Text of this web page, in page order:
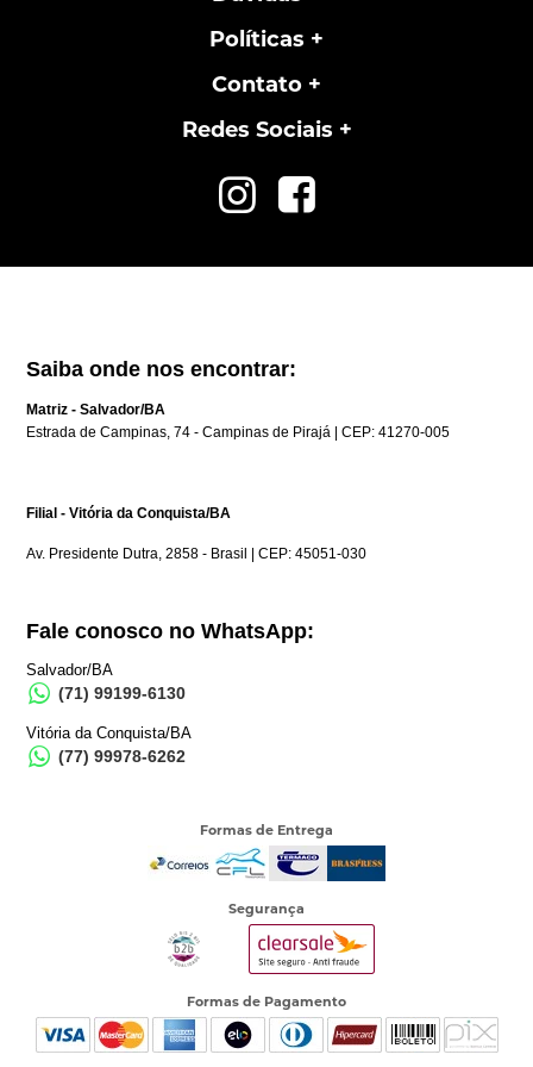
Políticas
Contato
Redes Sociais
Saiba onde nos encontrar:
Matriz - Salvador/BA
Estrada de Campinas, 74 - Campinas de Pirajá | CEP: 41270-005
Filial - Vitória da Conquista/BA
Av. Presidente Dutra, 2858 - Brasil | CEP: 45051-030
Fale conosco no WhatsApp:
Salvador/BA
(71) 99199-6130
Vitória da Conquista/BA
(77) 99978-6262
Formas de Entrega
Segurança
Formas de Pagamento